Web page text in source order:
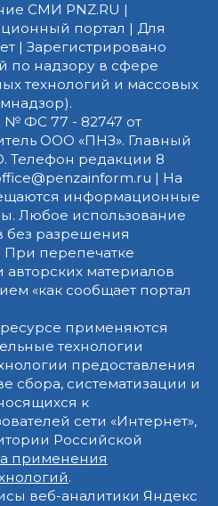
СМИ PNZ.RU |
портал | Для
| Зарегистрировано
по надзору в сфере
технологий и массовых
№ ФС 77 - 82747 от
ООО «ПНЗ». Главный
Телефон редакции 8
| На
информационные
Любое использование
без разрешения
перепечатке
материалов
«как сообщает портал
применяются
технологии
предоставления
сбора, систематизации и
к
сети «Интернет»,
Российской
применения
.
веб-аналитики Яндекс